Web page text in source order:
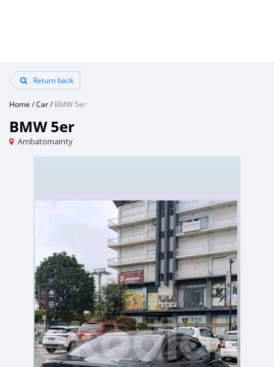
Return back
Home /Car/BMW 5er
BMW 5er
Ambatomainty